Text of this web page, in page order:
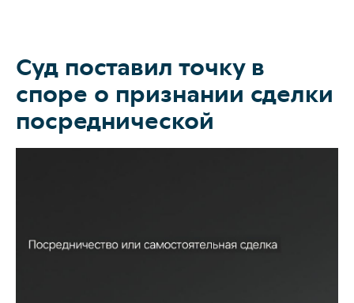
О коллегии
Суд поставил точку в
споре о признании сделки
посреднической